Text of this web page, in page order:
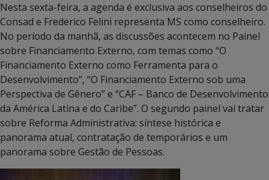
Nesta sexta-feira, a agenda é exclusiva aos conselheiros do
Consad e Frederico Felini representa MS como conselheiro.
No período da manhã, as discussões acontecem no Painel
sobre Financiamento Externo, com temas como “O
Financiamento Externo como Ferramenta para o
Desenvolvimento”, “O Financiamento Externo sob uma
Perspectiva de Gênero” e “CAF – Banco de Desenvolvimento
da América Latina e do Caribe”. O segundo painel vai tratar
sobre Reforma Administrativa: síntese histórica e
panorama atual, contratação de temporários e um
panorama sobre Gestão de Pessoas.